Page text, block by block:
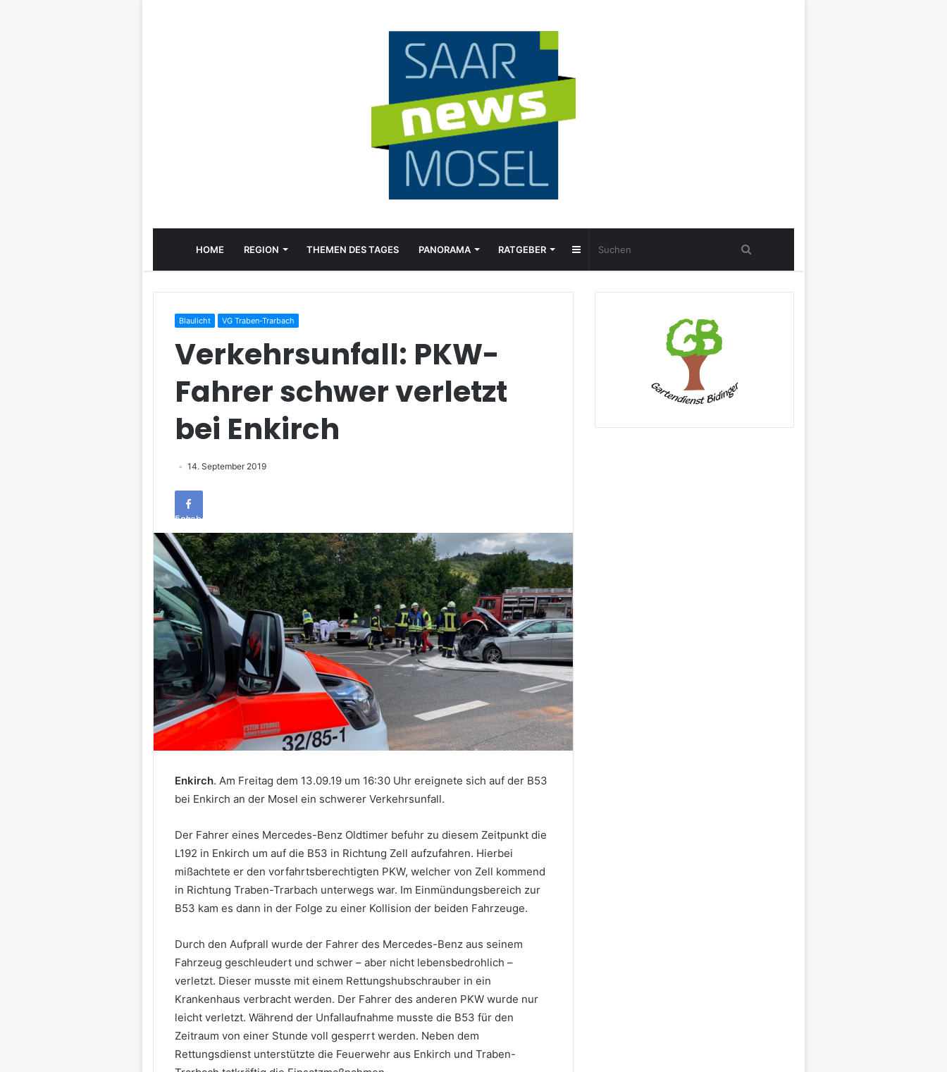
HOME REGION THEMEN DES TAGES PANORAMA RATGEBER Sidebar
Blaulicht VG Traben-Trarbach
Verkehrsunfall: PKW-
Fahrer schwer verletzt
bei Enkirch
14. September 2019
Facebook
Enkirch. Am Freitag dem 13.09.19 um 16:30 Uhr ereignete sich auf der B53
bei Enkirch an der Mosel ein schwerer Verkehrsunfall.
Der Fahrer eines Mercedes-Benz Oldtimer befuhr zu diesem Zeitpunkt die
L192 in Enkirch um auf die B53 in Richtung Zell aufzufahren. Hierbei
mißachtete er den vorfahrtsberechtigten PKW, welcher von Zell kommend
in Richtung Traben-Trarbach unterwegs war. Im Einmündungsbereich zur
B53 kam es dann in der Folge zu einer Kollision der beiden Fahrzeuge.
Durch den Aufprall wurde der Fahrer des Mercedes-Benz aus seinem
Fahrzeug geschleudert und schwer – aber nicht lebensbedrohlich –
verletzt. Dieser musste mit einem Rettungshubschrauber in ein
Krankenhaus verbracht werden. Der Fahrer des anderen PKW wurde nur
leicht verletzt. Während der Unfallaufnahme musste die B53 für den
Zeitraum von einer Stunde voll gesperrt werden. Neben dem
Rettungsdienst unterstützte die Feuerwehr aus Enkirch und Traben-